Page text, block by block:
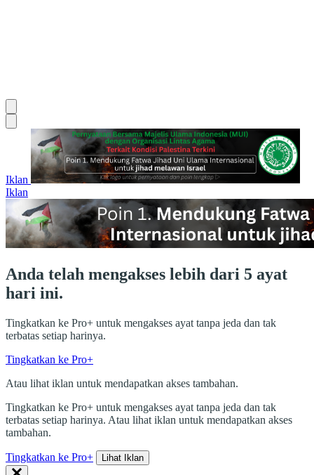
Iklan
Iklan
Anda telah mengakses lebih dari 5 ayat
hari ini.
Tingkatkan ke Pro+ untuk mengakses ayat tanpa jeda dan tak
terbatas setiap harinya.
Tingkatkan ke Pro+
Atau lihat iklan untuk mendapatkan akses tambahan.
Tingkatkan ke Pro+ untuk mengakses ayat tanpa jeda dan tak
terbatas setiap harinya. Atau lihat iklan untuk mendapatkan akses
tambahan.
Tingkatkan ke Pro+ Lihat Iklan